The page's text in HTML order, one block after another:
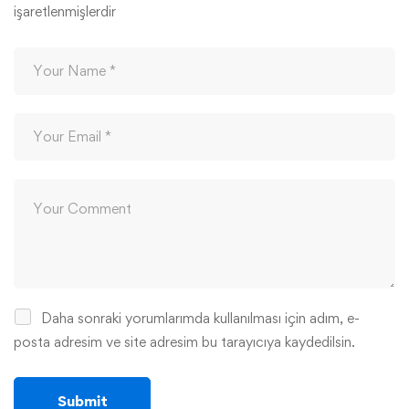
işaretlenmişlerdir
Daha sonraki yorumlarımda kullanılması için adım, e-
posta adresim ve site adresim bu tarayıcıya kaydedilsin.